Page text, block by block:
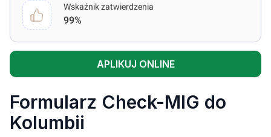
Wskaźnik zatwierdzenia
99%
APLIKUJ ONLINE
Formularz Check-MIG do
Kolumbii